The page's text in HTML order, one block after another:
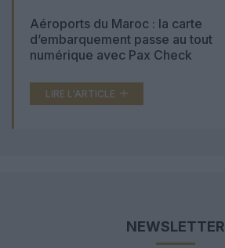
Aéroports du Maroc : la carte
d’embarquement passe au tout
numérique avec Pax Check
LIRE L'ARTICLE
NEWSLETTER